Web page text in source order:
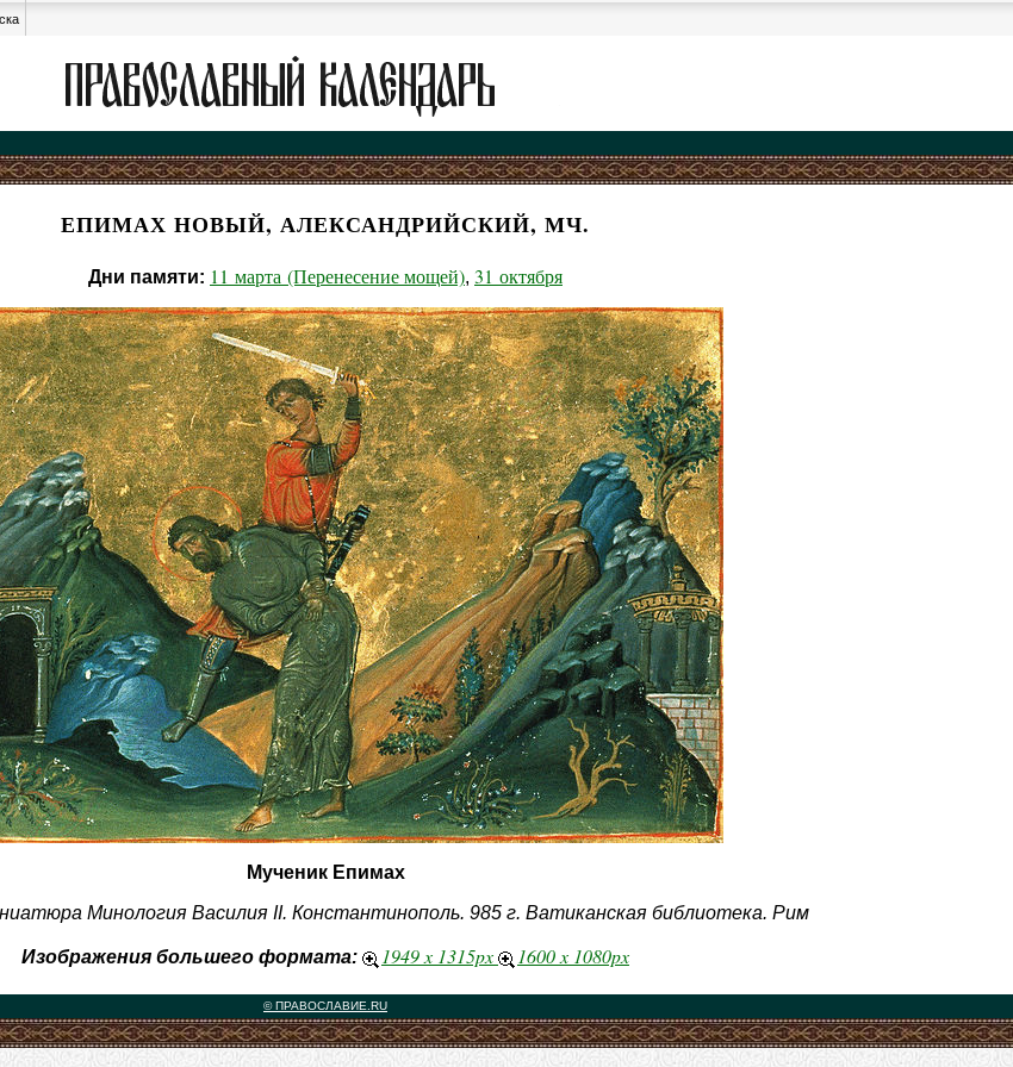
ЕПИМАХ НОВЫЙ, АЛЕКСАНДРИЙСКИЙ, МЧ.
Дни памяти: 11 марта (Перенесение мощей), 31 октября
Мученик Епимах
Минология Василия II. Константинополь. 985 г. Ватиканская библиотека. Рим
Изображения большего формата: 1949 x 1315px 1600 x 1080px
© ПРАВОСЛАВИЕ.RU